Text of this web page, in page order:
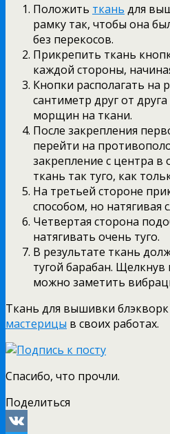
Положить ткань для
рамку так, чтобы она
без перекосов.
Прикрепить ткань
каждой стороны,
Кнопки располагать на
сантиметр друг от
морщин на ткани.
После закрепления
перейти на
закрепление с центра в
ткань так туго, как
На третьей стороне
способом, но натягивая
Четвертая сторона
натягивать очень туго.
В результате ткань
тугой барабан.
можно заметить
Ткань для вышивки блэкворк
мастерицы в своих работах.
Спасибо, что прочли.
Поделиться